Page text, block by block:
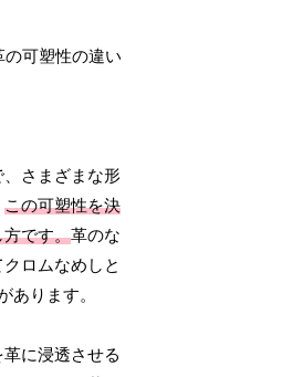
さまざまな形
この可塑性を決
方です。革のな
ロムなめしと
あります。
に浸透させる